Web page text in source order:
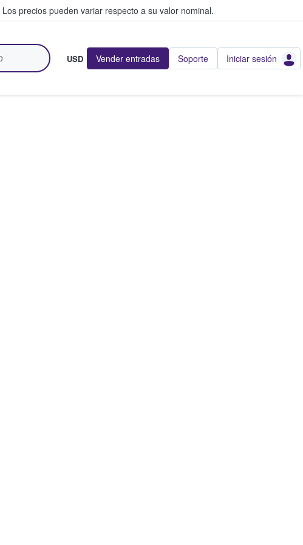
Los precios pueden variar respecto a su valor nominal.
USD Vender entradas Soporte Iniciar sesión